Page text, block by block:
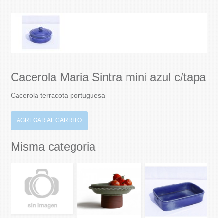
Cacerola Maria Sintra mini azul c/tapa
Cacerola terracota portuguesa
AGREGAR AL CARRITO
Misma categoria